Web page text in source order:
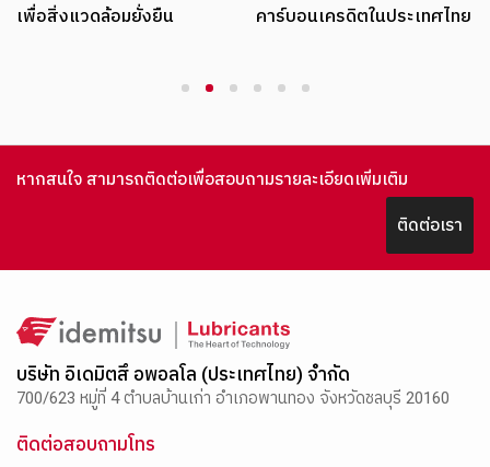
เพื่อสิ่งแวดล้อมยั่งยืน
คาร์บอนเครดิตในประเทศไทย
หากสนใจ สามารถติดต่อเพื่อสอบถามรายละเอียดเพิ่มเติม
ติดต่อเรา
บริษัท อิเดมิตสึ อพอลโล (ประเทศไทย) จำกัด
700/623 หมู่ที่ 4 ตำบลบ้านเก่า อำเภอพานทอง จังหวัดชลบุรี 20160
ติดต่อสอบถามโทร